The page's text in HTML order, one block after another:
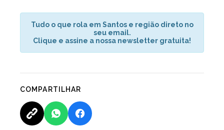
Tudo o que rola em Santos e região direto no
seu email.
Clique e assine a nossa newsletter gratuita!
COMPARTILHAR